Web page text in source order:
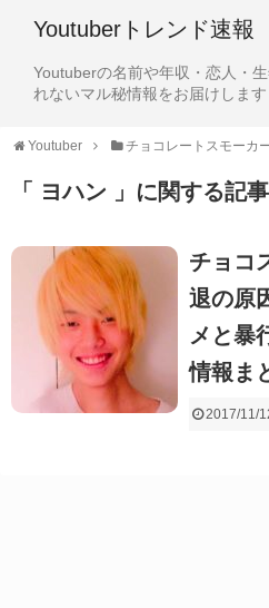
Youtuberトレンド速報
Youtuberの名前や年収・恋人・
れないマル秘情報をお届けします
Youtuber チョコレートスモーカ
「 ヨハン 」に関する記事
チョコ
退の原
メと暴
情報ま
2017/11/